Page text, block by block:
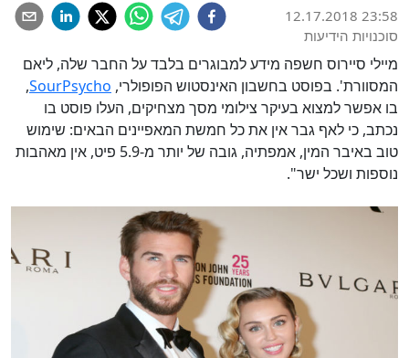
12.17.2018 23:58
סוכנויות הידיעות
מיילי סיירוס חשפה מידע למבוגרים בלבד על החבר שלה, ליאם
המסוורת'. בפוסט בחשבון האינסטוש הפופולרי, SourPsycho
,
בו אפשר למצוא בעיקר צילומי מסך מצחיקים, העלו פוסט בו
נכתב, כי לאף גבר אין את כל חמשת המאפיינים הבאים: שימוש
טוב באיבר המין, אמפתיה, גובה של יותר מ-5.9 פיט, אין מאהבות
נוספות ושכל ישר".